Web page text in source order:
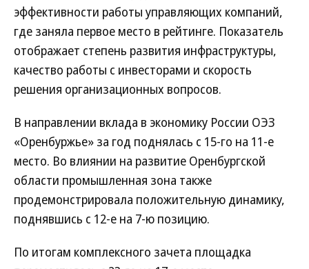
эффективности работы управляющих компаний,
где заняла первое место в рейтинге. Показатель
отображает степень развития инфраструктуры,
качество работы с инвесторами и скорость
решения организационных вопросов.
В направлении вклада в экономику России ОЭЗ
«Оренбуржье» за год поднялась с 15-го на 11-е
место. Во влиянии на развитие Оренбургской
области промышленная зона также
продемонстрировала положительную динамику,
поднявшись с 12-е на 7-ю позицию.
По итогам комплексного зачета площадка